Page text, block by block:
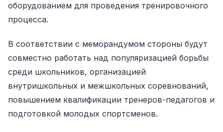
оборудованием для проведения тренировочного
процесса.
В соответствии с меморандумом стороны будут
совместно работать над популяризацией борьбы
среди школьников, организацией
внутришкольных и межшкольных соревнований,
повышением квалификации тренеров-педагогов и
подготовкой молодых спортсменов.